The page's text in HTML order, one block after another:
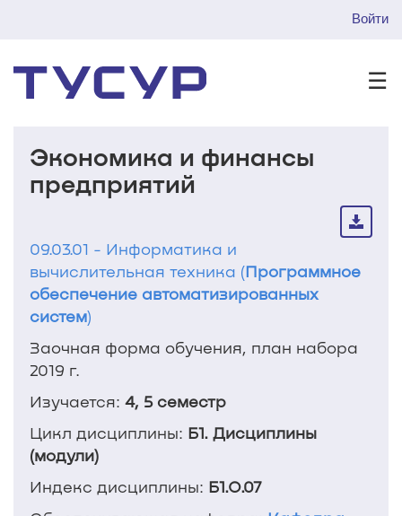
Войти
☰
Экономика и финансы
предприятий
09.03.01 - Информатика и
вычислительная техника (Программное
обеспечение автоматизированных
систем)
Заочная форма обучения, план набора
2019 г.
Изучается: 4, 5 семестр
Цикл дисциплины: Б1. Дисциплины
(модули)
Индекс дисциплины: Б1.О.07